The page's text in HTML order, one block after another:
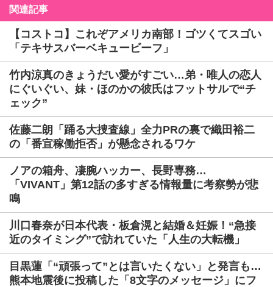
関連記事
【コストコ】これぞアメリカ南部！ゴツくてスゴい
「テキサスバーベキュービーフ」
竹内涼真のきょうだい愛がすごい…弟・唯人の恋人
にぐいぐい、妹・ほのかの彼氏はフットサルで“チ
ェック”
佐藤二朗「踊る大捜査線」全力PRの裏で織田裕二
の「番宣稼働拒否」が懸念されるワケ
ノアの箱舟、凄腕ハッカー、長野専務…
「VIVANT」第12話の多すぎる情報量に考察勢が悲
鳴
川口春奈が日本代表・板倉滉と結婚＆妊娠！“急接
近のタイミング”で訪れていた「人生の大転機」
目黒蓮「“頑張って”とは言いたくない」と発言も…
熊本地震後に投稿した「8文字のメッセージ」にフ